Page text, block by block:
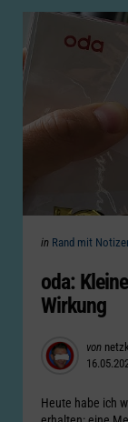
Categories
Posted
in Rand mit
oda:
Wirkung
Posted
by
von
Heute habe ich